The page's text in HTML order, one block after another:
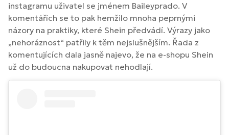
instagramu uživatel se jménem Baileyprado. V
komentářích se to pak hemžilo mnoha peprnými
názory na praktiky, které Shein předvádí. Výrazy jako
„nehoráznost“ patřily k těm nejslušnějším. Řada z
komentujících dala jasně najevo, že na e-shopu Shein
už do budoucna nakupovat nehodlají.